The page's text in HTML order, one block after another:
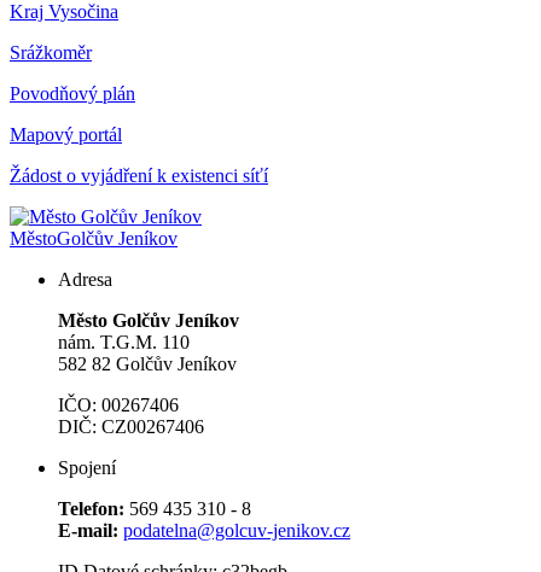
Kraj Vysočina
Srážkoměr
Povodňový plán
Mapový portál
Žádost o vyjádření k existenci síťí
MěstoGolčův Jeníkov
Adresa
Město Golčův Jeníkov
nám. T.G.M. 110
582 82 Golčův Jeníkov
IČO: 00267406
DIČ: CZ00267406
Spojení
Telefon: 569 435 310 - 8
E-mail: podatelna@golcuv-jenikov.cz